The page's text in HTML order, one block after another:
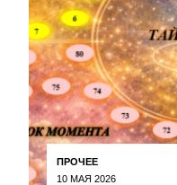
ПРОЧЕЕ
10 МАЯ 2026